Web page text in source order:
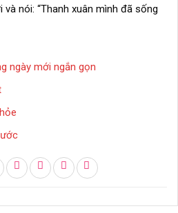
nói: “Thanh xuân mình đã sống
ngày mới ngắn gọn